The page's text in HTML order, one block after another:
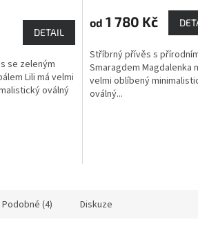
DETAIL
se zeleným
Lili má velmi
oválný
od 1 780 Kč
Stříbrný přívěs s
Smaragdem Magdalenka
velmi oblíbený
oválný...
Podobné (4) Diskuze